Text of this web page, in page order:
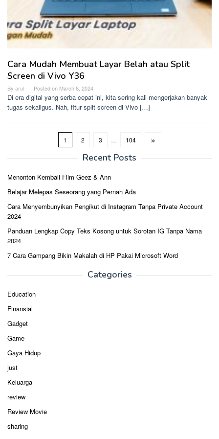
Cara Mudah Membuat Layar Belah atau Split
Screen di Vivo Y36
By arul Posted on March 8, 2024
Di era digital yang serba cepat ini, kita sering kali mengerjakan banyak
tugas sekaligus. Nah, fitur split screen di Vivo […]
1 2 3 … 104
Recent Posts
Menonton Kembali Film Geez & Ann
Belajar Melepas Seseorang yang Pernah Ada
Cara Menyembunyikan Pengikut di Instagram Tanpa Private Account
2024
Panduan Lengkap Copy Teks Kosong untuk Sorotan IG Tanpa Nama
2024
7 Cara Gampang Bikin Makalah di HP Pakai Microsoft Word
Categories
Education
Finansial
Gadget
Game
Gaya Hidup
just
Keluarga
review
Review Movie
sharing